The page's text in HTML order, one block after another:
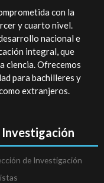
con la
y cuarto nivel.
nacional e
integral, que
ciencia. Ofrecemos
para bachilleres y
extranjeros.
Investigación
de Investigación